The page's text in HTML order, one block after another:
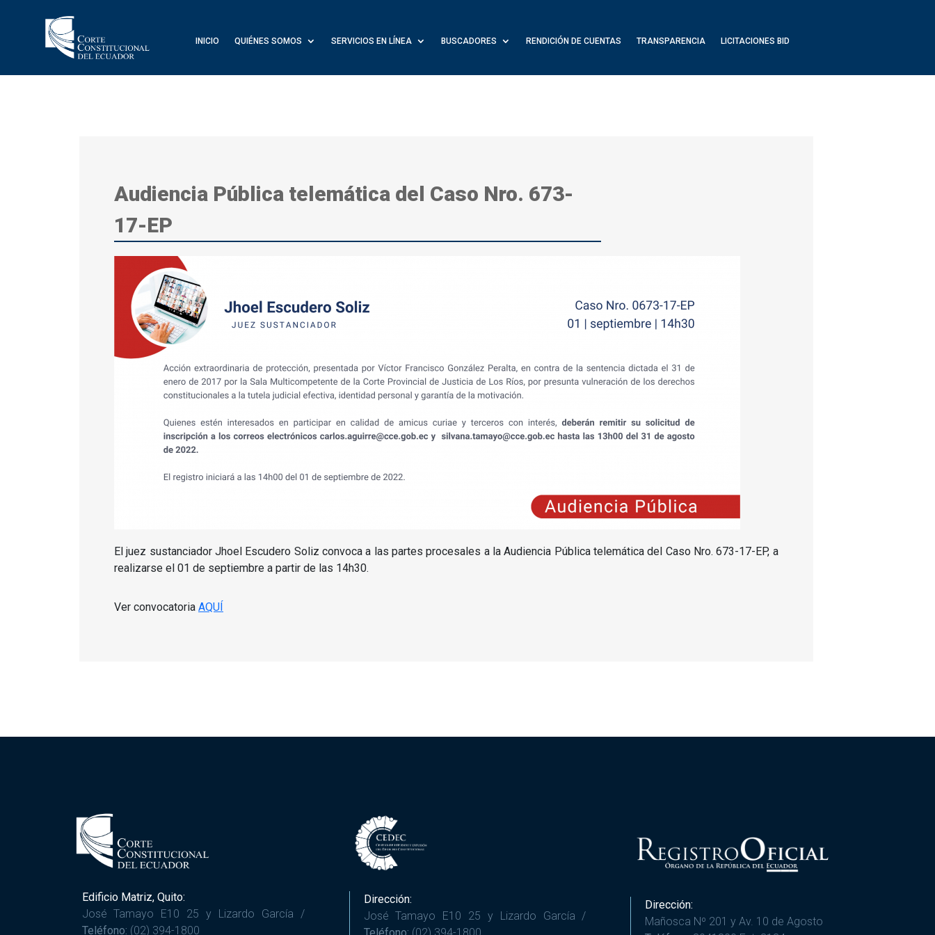
INICIO QUIÉNES SOMOS SERVICIOS EN LÍNEA BUSCADORES RENDICIÓN DE CUENTAS TRANSPARENCIA LICITACIONES BID
Audiencia Pública telemática del Caso Nro. 673-
17-EP
El juez sustanciador Jhoel Escudero Soliz convoca a las partes procesales a la Audiencia Pública telemática del Caso Nro. 673-17-EP, a
realizarse el 01 de septiembre a partir de las 14h30.
Ver convocatoria AQUÍ
Edificio Matriz, Quito:
José Tamayo E10 25 y Lizardo García /
Teléfono: (02) 394-1800
Dirección:
José Tamayo E10 25 y Lizardo García /
Dirección:
Mañosca Nº 201 y Av. 10 de Agosto